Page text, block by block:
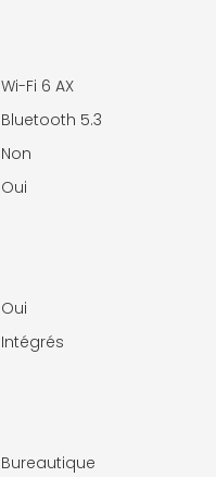
Wi-Fi 6 AX
Bluetooth 5.3
Non
Oui
Oui
Intégrés
Bureautique